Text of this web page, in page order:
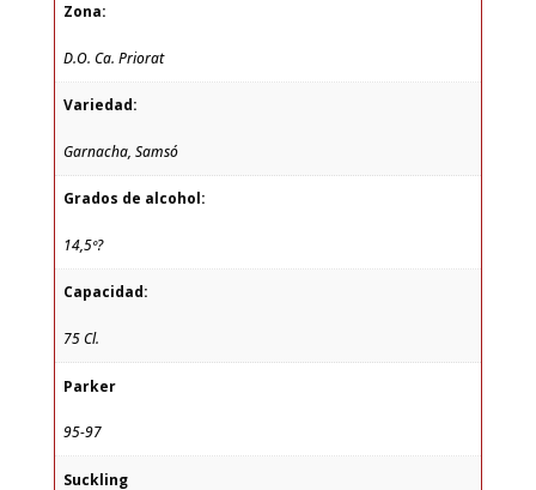
Zona:
D.O. Ca. Priorat
Variedad:
Garnacha, Samsó
Grados de alcohol:
14,5º?
Capacidad:
75 Cl.
Parker
95-97
Suckling